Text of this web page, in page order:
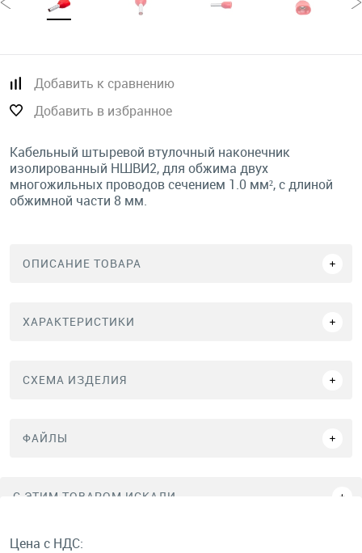
Добавить к сравнению
Добавить в избранное
Кабельный штыревой втулочный наконечник
изолированный НШВИ2, для обжима двух
многожильных проводов сечением 1.0 мм², с длиной
обжимной части 8 мм.
ОПИСАНИЕ ТОВАРА
ХАРАКТЕРИСТИКИ
СХЕМА ИЗДЕЛИЯ
ФАЙЛЫ
C ЭТИМ ТОВАРОМ ИСКАЛИ
Цена с НДС: